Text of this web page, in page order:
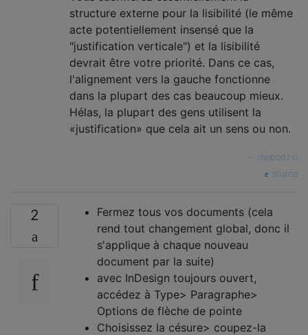
structure externe pour la lisibilité (le même
acte potentiellement insensé que la
"justification verticale") et la lisibilité
devrait être votre priorité. Dans ce cas,
l'alignement vers la gauche fonctionne
dans la plupart des cas beaucoup mieux.
Hélas, la plupart des gens utilisent la
«justification» que cela ait un sens ou non.
thebodzio
source
2
Fermez tous vos documents (cela
rend tout changement global, donc il
s'applique à chaque nouveau
document par la suite)
avec InDesign toujours ouvert,
accédez à Type> Paragraphe>
Options de flèche de pointe
Choisissez la césure> coupez-la